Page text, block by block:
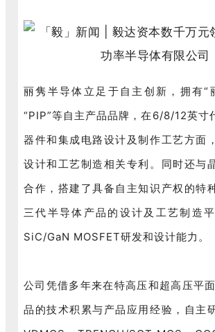
丽隽半导体立足于自主创新，拥有“
“PIP”等自主产品品牌，在6/8/12英寸
器件和集成电路设计及制作工艺方面
设计和工艺制造相关专利。同时还与
合作，搭建了具备自主知识产权的特
三代半导体产品的设计及工艺制造
SiC/GaN MOSFET研发和设计能力。
公司凭借多年来在特高压和超高压平
品的技术积累与产品应用经验，自主